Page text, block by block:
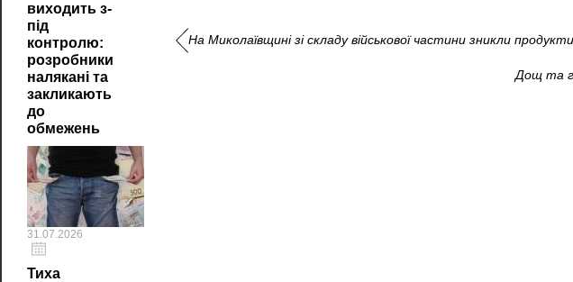
виходить з-
під
контролю:
розробники
налякані та
закликають
до
обмежень
31.07.2026
Тиха
На Миколаївщині зі складу військової частини зникли
Дощ та